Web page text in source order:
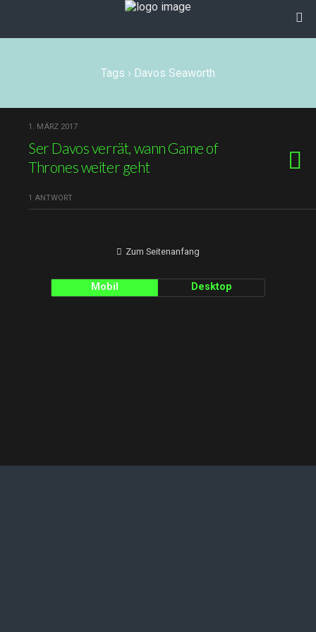
Tags › Davos Seaworth
1. MÄRZ 2017
Ser Davos verrät, wann Game of
Thrones weiter geht
1 ANTWORT
Zum Seitenanfang
Mobil Desktop